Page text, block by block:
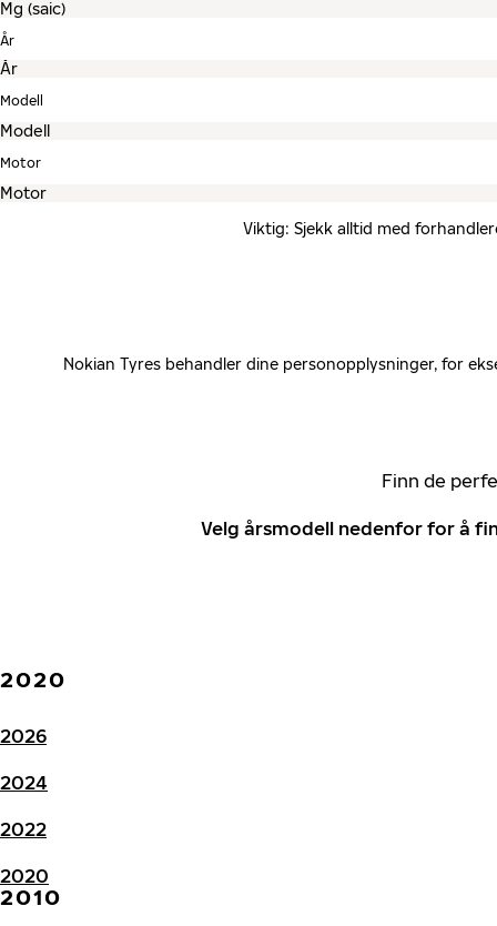
År
Modell
Motor
Viktig: Sjekk alltid med
Nokian Tyres behandler dine personopplysninger, for
Finn de
Velg årsmodell nedenfor for å
2020
2026
2024
2022
2020
2010